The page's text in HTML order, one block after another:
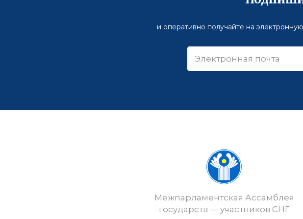
и оперативно получайте на
Межпарламентская Ассамблея
государств — участников СНГ